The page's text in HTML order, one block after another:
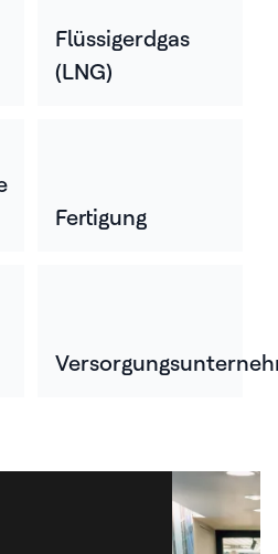
Flüssigerdgas
(LNG)
Fertigung